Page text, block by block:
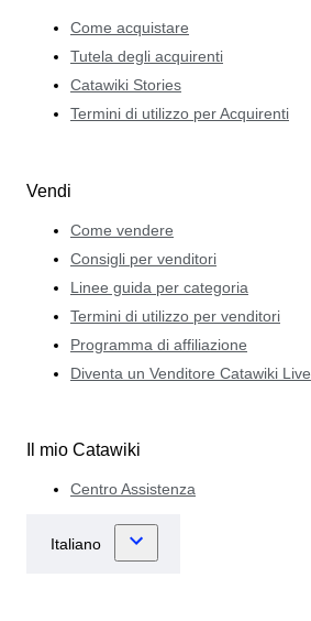
Come acquistare
Tutela degli acquirenti
Catawiki Stories
Termini di utilizzo per Acquirenti
Vendi
Come vendere
Consigli per venditori
Linee guida per categoria
Termini di utilizzo per venditori
Programma di affiliazione
Diventa un Venditore Catawiki Live
Il mio Catawiki
Centro Assistenza